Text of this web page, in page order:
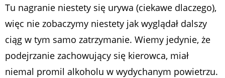
Tu nagranie niestety się urywa (ciekawe dlaczego),
więc nie zobaczymy niestety jak wyglądał dalszy
ciąg w tym samo zatrzymanie. Wiemy jedynie, że
podejrzanie zachowujący się kierowca, miał
niemal promil alkoholu w wydychanym powietrzu.